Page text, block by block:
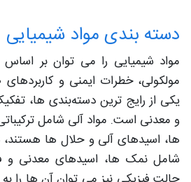
دسته بندی مواد شیمیایی
مواد شیمیایی را می‌ توان بر
مولکولی، خطرات ایمنی و
یکی از رایج‌ ترین دسته‌بندی‌ ها،
و معدنی است. مواد آلی شامل ترکیباتی
ها، اسیدهای آلی و حلال‌ ها
شامل نمک‌ ها، اسیدهای معدنی و